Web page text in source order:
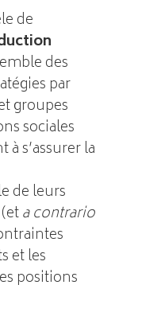
de
des
par
groupes
sociales
s’assurer la
de leurs
a contrario
et les
positions